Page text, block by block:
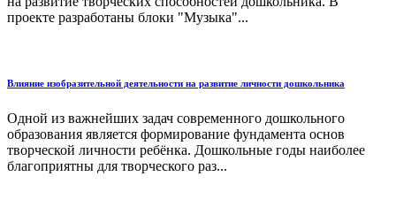
проекте разработаны блоки "Музыка"...
Влияние изобразительной деятельности на развитие личности дошкольника
Одной из важнейших задач современного дошкольного
образования является формирование фундамента основ
творческой личности ребёнка. Дошкольные годы наиболее
благоприятны для творческого раз...